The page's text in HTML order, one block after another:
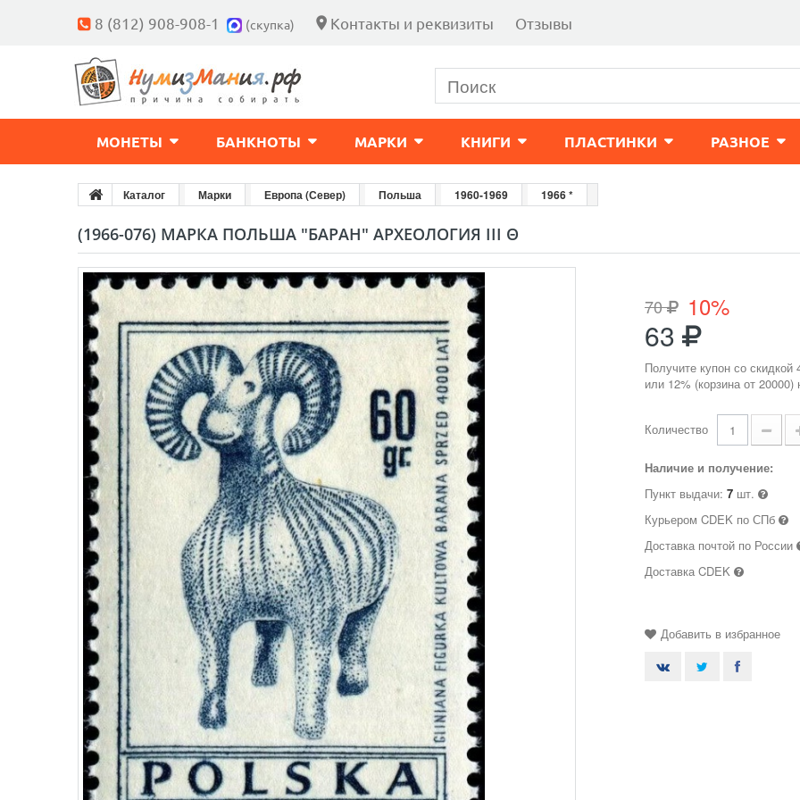
8 (812) 908-908-1 (скупка) Контакты и реквизиты Отзывы
МОНЕТЫ БАНКНОТЫ МАРКИ КНИГИ ПЛАСТИНКИ РАЗНОЕ
Каталог Марки Европа (Север) Польша 1960-1969 1966 *
(1966-076) МАРКА ПОЛЬША "БАРАН" АРХЕОЛОГИЯ III Θ
70 10%
63
Получите купон со скидкой
или 12% (корзина от
Количество
Наличие и получение:
Пункт выдачи: 7 шт.
Курьером CDEK по СПб
Доставка почтой по России
Доставка CDEK
Добавить в избранное